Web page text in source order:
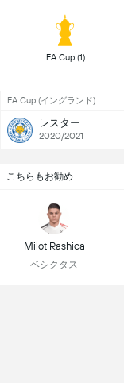
FA Cup (1)
FA Cup (イングランド)
レスター
2020/2021
こちらもお勧め
Milot Rashica
ベシクタス